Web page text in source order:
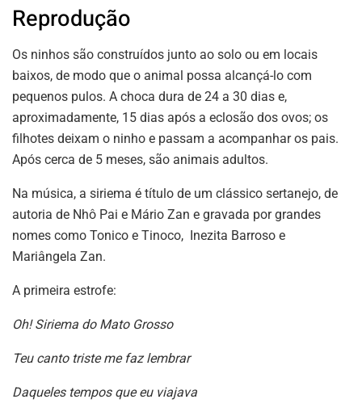
Reprodução
Os ninhos são construídos junto ao solo ou em locais
baixos, de modo que o animal possa alcançá-lo com
pequenos pulos. A choca dura de 24 a 30 dias e,
aproximadamente, 15 dias após a eclosão dos ovos; os
filhotes deixam o ninho e passam a acompanhar os pais.
Após cerca de 5 meses, são animais adultos.
Na música, a siriema é título de um clássico sertanejo, de
autoria de Nhô Pai e Mário Zan e gravada por grandes
nomes como Tonico e Tinoco, Inezita Barroso e
Mariângela Zan.
A primeira estrofe:
Oh! Siriema do Mato Grosso
Teu canto triste me faz lembrar
Daqueles tempos que eu viajava